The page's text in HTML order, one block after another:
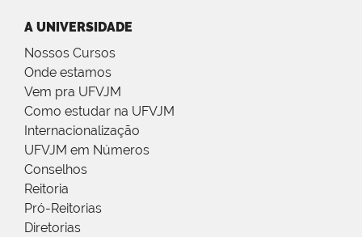
A UNIVERSIDADE
Nossos Cursos
Onde estamos
Vem pra UFVJM
Como estudar na UFVJM
Internacionalização
UFVJM em Números
Conselhos
Reitoria
Pró-Reitorias
Diretorias